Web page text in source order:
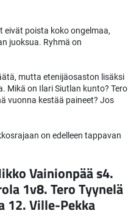
eivät poista koko ongelmaa,
juoksua. Ryhmä on
mutta etenijäosaston lisäksi
Mikä on Ilari Siutlan kunto? Tero
vuonna kestää paineet? Jos
on edelleen tappavan
Vainionpää s4.
1v8. Tero Tyynelä
12. Ville-Pekka